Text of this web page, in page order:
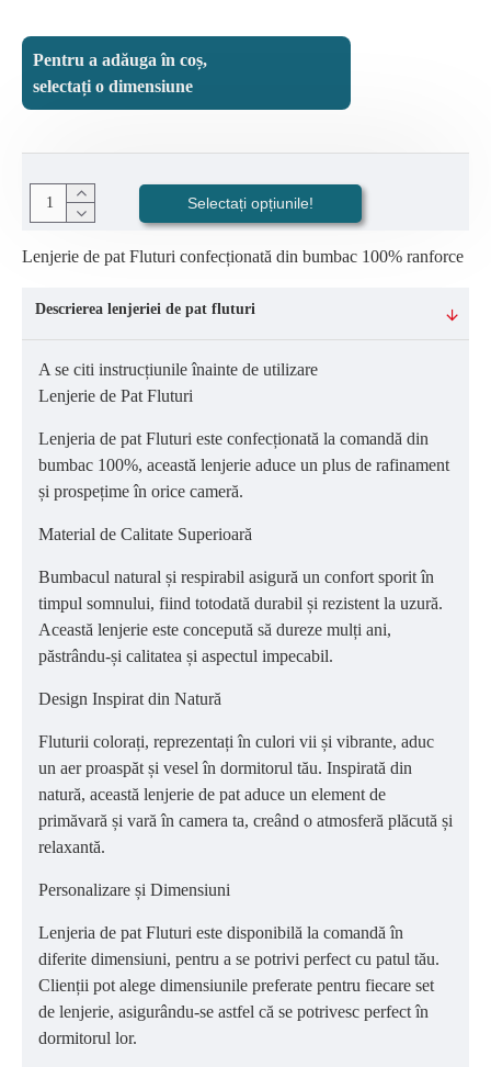
Pentru a adăuga în coș,
selectați o dimensiune
Selectați opțiunile!
Lenjerie de pat Fluturi confecționată din bumbac 100% ranforce
Descrierea lenjeriei de pat fluturi
A se citi instrucțiunile înainte de utilizare
Lenjerie de Pat Fluturi
Lenjeria de pat Fluturi este confecționată la comandă din
bumbac 100%, această lenjerie aduce un plus de rafinament
și prospețime în orice cameră.
Material de Calitate Superioară
Bumbacul natural și respirabil asigură un confort sporit în
timpul somnului, fiind totodată durabil și rezistent la uzură.
Această lenjerie este concepută să dureze mulți ani,
păstrându-și calitatea și aspectul impecabil.
Design Inspirat din Natură
Fluturii colorați, reprezentați în culori vii și vibrante, aduc
un aer proaspăt și vesel în dormitorul tău. Inspirată din
natură, această lenjerie de pat aduce un element de
primăvară și vară în camera ta, creând o atmosferă plăcută și
relaxantă.
Personalizare și Dimensiuni
Lenjeria de pat Fluturi este disponibilă la comandă în
diferite dimensiuni, pentru a se potrivi perfect cu patul tău.
Clienții pot alege dimensiunile preferate pentru fiecare set
de lenjerie, asigurându-se astfel că se potrivesc perfect în
dormitorul lor.